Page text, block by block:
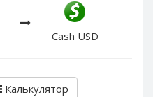
Cash USD
Калькулятор
PayPal DKK
PayPal HKD
PayPal NZD